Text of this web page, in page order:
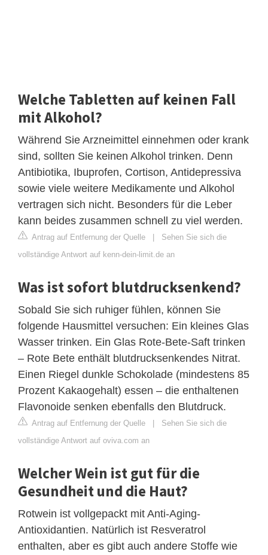
Welche Tabletten auf keinen Fall
mit Alkohol?
Während Sie Arzneimittel einnehmen oder krank
sind, sollten Sie keinen Alkohol trinken. Denn
Antibiotika, Ibuprofen, Cortison, Antidepressiva
sowie viele weitere Medikamente und Alkohol
vertragen sich nicht. Besonders für die Leber
kann beides zusammen schnell zu viel werden.
Antrag auf Entfernung der Quelle | Sehen Sie sich die
vollständige Antwort auf kenn-dein-limit.de an
Was ist sofort blutdrucksenkend?
Sobald Sie sich ruhiger fühlen, können Sie
folgende Hausmittel versuchen: Ein kleines Glas
Wasser trinken. Ein Glas Rote-Bete-Saft trinken
– Rote Bete enthält blutdrucksenkendes Nitrat.
Einen Riegel dunkle Schokolade (mindestens 85
Prozent Kakaogehalt) essen – die enthaltenen
Flavonoide senken ebenfalls den Blutdruck.
Antrag auf Entfernung der Quelle | Sehen Sie sich die
vollständige Antwort auf oviva.com an
Welcher Wein ist gut für die
Gesundheit und die Haut?
Rotwein ist vollgepackt mit Anti-Aging-
Antioxidantien. Natürlich ist Resveratrol
enthalten, aber es gibt auch andere Stoffe wie